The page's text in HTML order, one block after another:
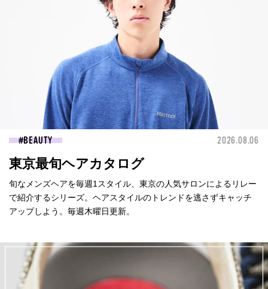
BEAUTY 2026.08.06
東京最旬ヘアカタログ
旬なメンズヘアを毎週1スタイル、東京の人気サロンによるリレー
で紹介するシリーズ。ヘアスタイルのトレンドを逃さずキャッチ
アップしよう。毎週木曜日更新。